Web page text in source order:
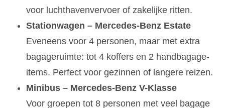
voor luchthavenvervoer of zakelijke ritten.
Stationwagen – Mercedes-Benz Estate
Eveneens voor 4 personen, maar met extra
bagageruimte: tot 4 koffers en 2 handbagage-
items. Perfect voor gezinnen of langere reizen.
Minibus – Mercedes-Benz V-Klasse
Voor groepen tot 8 personen met veel bagage